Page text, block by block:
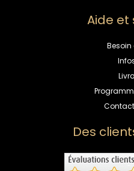
Aide et
Besoin
Des